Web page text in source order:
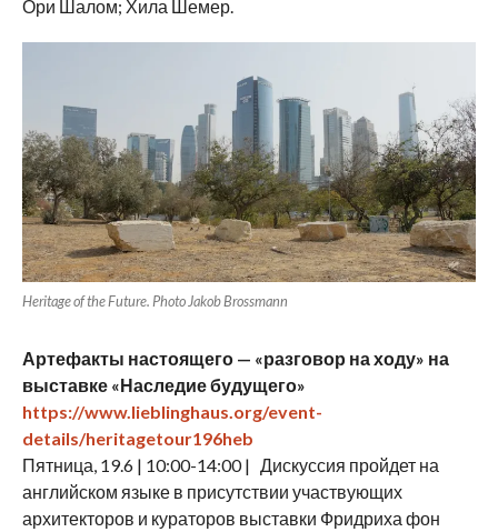
Ори Шалом; Хила Шемер.
Heritage of the Future. Photo Jakob Brossmann
Артефакты настоящего — «разговор на ходу» на
выставке «Наследие будущего»
https://www.lieblinghaus.org/event-
details/heritagetour196heb
Пятница, 19.6 | 10:00-14:00 | Дискуссия пройдет на
английском языке в присутствии участвующих
архитекторов и кураторов выставки Фридриха фон